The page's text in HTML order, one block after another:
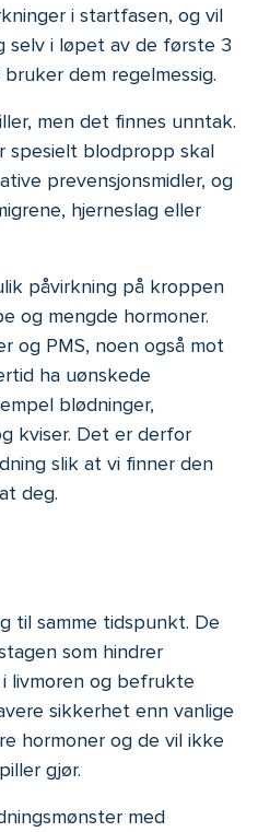
i startfasen, og vil
selv i løpet av de første 3
dem regelmessig.
men det finnes unntak.
spesielt blodpropp skal
prevensjonsmidler, og
hjerneslag eller
påvirkning på kroppen
og mengde hormoner.
og PMS, noen også mot
ha uønskede
blødninger,
kviser. Det er derfor
slik at vi finner den
deg.
til samme tidspunkt. De
som hindrer
livmoren og befrukte
sikkerhet enn vanlige
hormoner og de vil ikke
gjør.
med